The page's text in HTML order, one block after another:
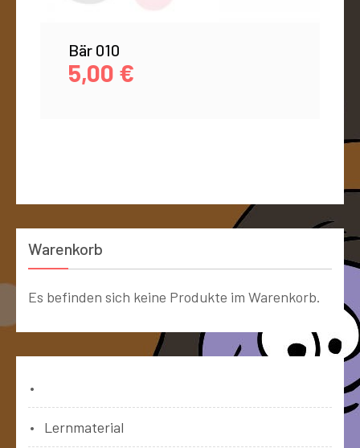
Bär 010
5,00 €
Warenkorb
Es befinden sich keine Produkte im Warenkorb.
Lernmaterial